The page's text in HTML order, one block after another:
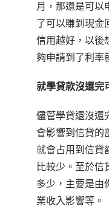
月，那還是可以
了可以賺到現金
信用越好，以後
夠申請到了利率
就學貸款沒還完
儘管學貸還沒還
會影響到信貸的
就會占用到信貸
比較少。至於信
多少，主要是由
業收入影響等。